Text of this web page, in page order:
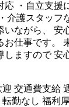
応 ・自立支援
介護スタッフ
いながら、 安
仕事です。
しますので 安
交通費支給
転勤なし 福利